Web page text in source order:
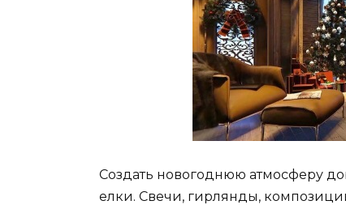
Создать новогоднюю атмосферу
елки. Свечи, гирлянды,